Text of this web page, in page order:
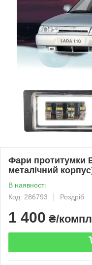
Фари протитумки
металічний
В наявності
Код: 286793
Роздріб
1 400 ₴/